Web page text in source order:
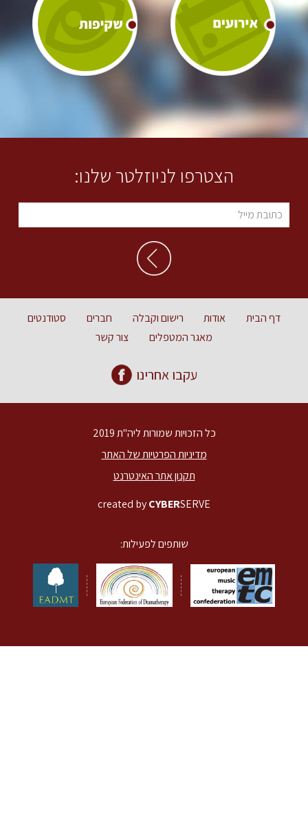
הצטרפו לניוזלטר שלנו:
דף הבית אודות רישום וקבלה חברים
סטודנטים
מאגר המטפלים
צור קשר
עקבו אחרינו
כל הזכויות שמורות ליה"ת 2019
מדיניות הפרטיות של האתר
תקנון אתר האינטרנט
created byCYBERSERVE
שותפים לפעילות: